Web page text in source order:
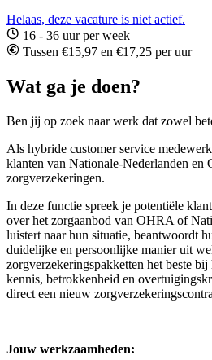
Helaas, deze vacature is niet actief.
16 - 36 uur per week
Tussen €15,97 en €17,25 per uur
Wat ga je doen?
Ben jij op zoek naar werk dat zowel
Als hybride customer service
klanten van Nationale-Nederlanden en
zorgverzekeringen.
In deze functie spreek je potentiële
over het zorgaanbod van OHRA of
luistert naar hun situatie, beantwoordt
duidelijke en persoonlijke manier uit
zorgverzekeringspakketten het beste
kennis, betrokkenheid en
direct een nieuw
Jouw werkzaamheden: